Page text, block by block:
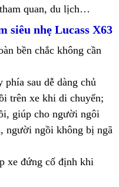
quan, du lịch…
siêu nhẹ Lucass X63
bền chắc không cần
sau dễ dàng chủ
trên xe khi di chuyển;
giúp cho người ngôi
người ngồi không bị ngã
xe đứng cố định khi